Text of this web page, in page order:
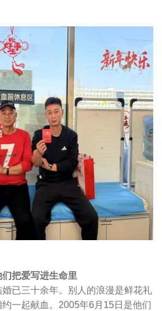
把爱写进生命里
三十余年。别人的浪漫是鲜花礼
一起献血。2005年6月15日是他们